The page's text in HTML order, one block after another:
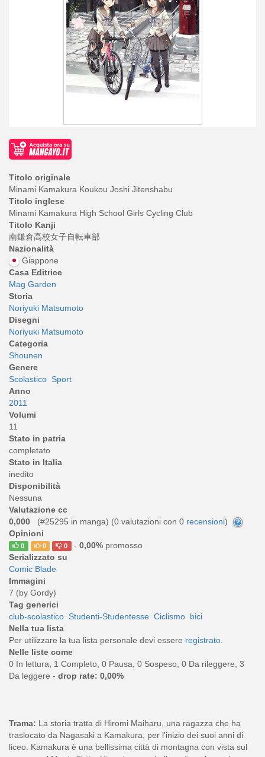
Titolo originale
Minami Kamakura Koukou Joshi Jitenshabu
Titolo inglese
Minami Kamakura High School Girls Cycling Club
Titolo Kanji
南鎌倉高校女子自転車部
Nazionalità
Giappone
Casa Editrice
Mag Garden
Storia
Noriyuki Matsumoto
Disegni
Noriyuki Matsumoto
Categoria
Shounen
Genere
Scolastico Sport
Anno
2011
Volumi
11
Stato in patria
completato
Stato in Italia
inedito
Disponibilità
Nessuna
Valutazione cc
0,000
(#25295 in manga) (0 valutazioni con 0 recensioni)
Opinioni
0 0 0 - 0,00%promosso
Serializzato su
Comic Blade
Immagini
7 (by Gordy)
Tag generici
club-scolastico Studenti-Studentesse Ciclismo bici
Nella tua lista
Per utilizzare la tua lista personale devi essere registrato.
Nelle liste come
0 In lettura, 1 Completo, 0 Pausa, 0 Sospeso, 0 Da rileggere, 3
Da leggere - drop rate: 0,00%
Trama: La storia tratta di Hiromi Maiharu, una ragazza che ha
traslocato da Nagasaki a Kamakura, per l'inizio dei suoi anni di
liceo. Kamakura è una bellissima città di montagna con vista sul